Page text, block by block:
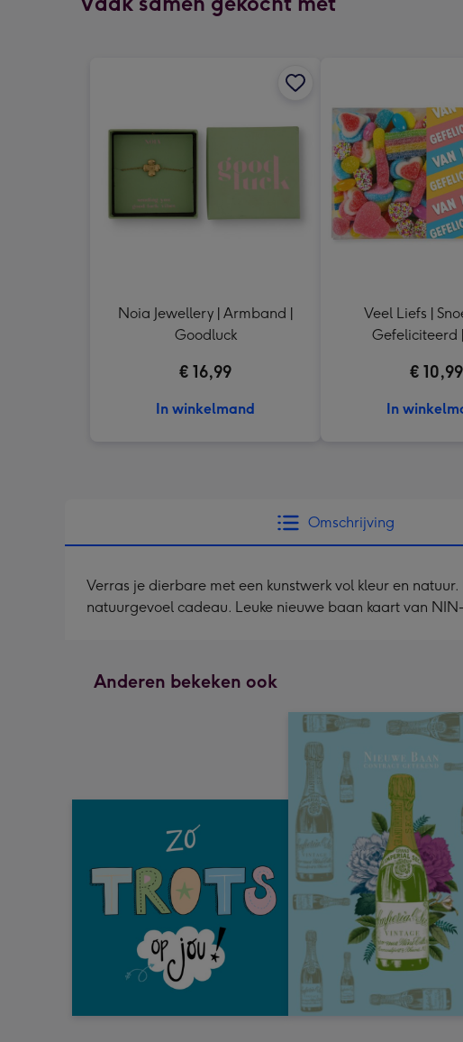
Noia Jewellery | Armband |
Goodluck
€ 16,99
In winkelmand
Veel Liefs |
Gefeliciteerd
€ 10,99
In
Omschrijving
Verras je dierbare met een kunstwerk vol kleur en
natuurgevoel cadeau. Leuke nieuwe baan kaart van
Anderen bekeken ook